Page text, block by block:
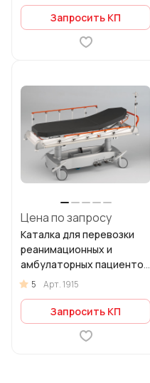
Запросить КП
Цена по запросу
Каталка для перевозки
реанимационных и
амбулаторных пациентов
STS 282
5 Арт.1915
Запросить КП